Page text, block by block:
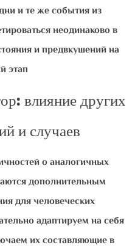
и те же события из
неодинаково в
и предвкушений на
этап.
влияние других
и случаев
о аналогичных
дополнительным
для человеческих
адаптируем на себя
их составляющие в